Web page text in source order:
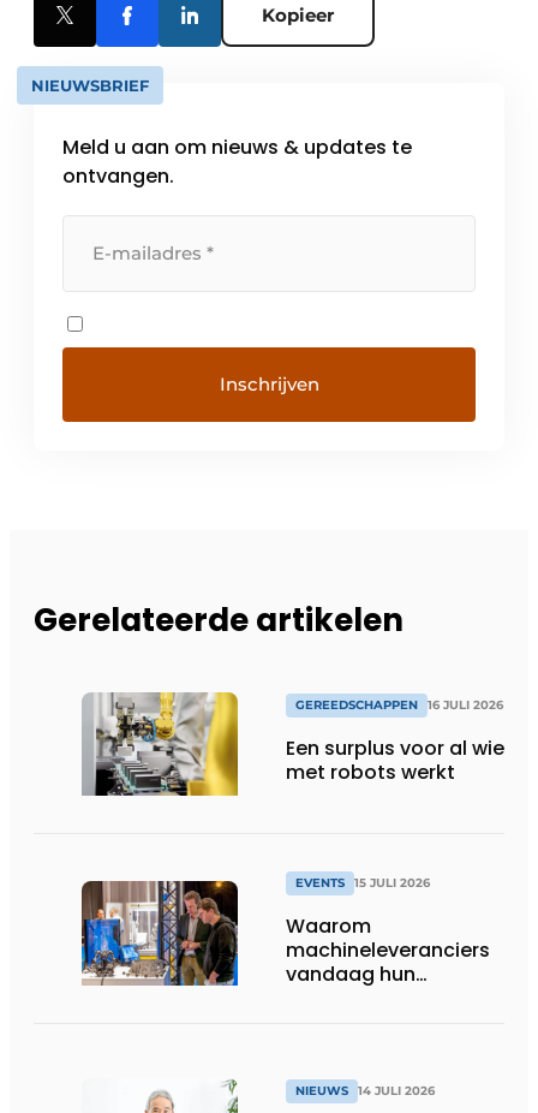
Kopieer
NIEUWSBRIEF
Meld u aan om nieuws & updates te
ontvangen.
Gerelateerde artikelen
GEREEDSCHAPPEN 16 JULI 2026
Een surplus voor al wie
met robots werkt
EVENTS 15 JULI 2026
Waarom
machineleveranciers
vandaag hun
NIEUWS 14 JULI 2026